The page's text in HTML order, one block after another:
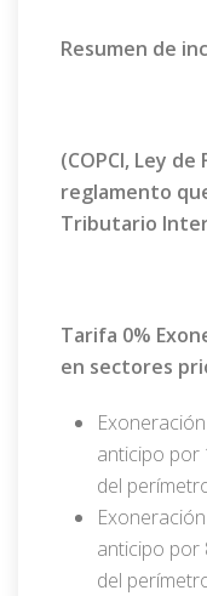
Resumen de
(COPCI, Ley
reglamento
Tributario
Tarifa 0%
en sectores
anticipo por
del
anticipo por
del